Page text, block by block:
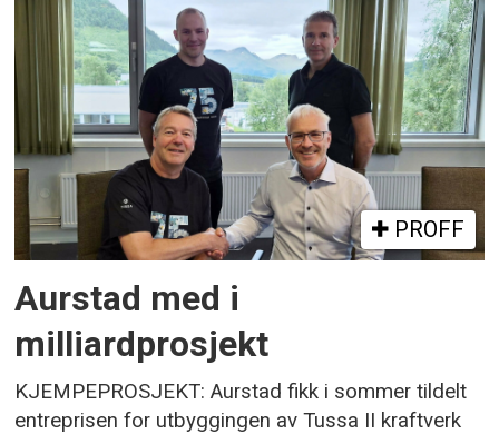
PROFF
Aurstad med i
milliardprosjekt
KJEMPEPROSJEKT: Aurstad fikk i sommer tildelt
entreprisen for utbyggingen av Tussa II kraftverk